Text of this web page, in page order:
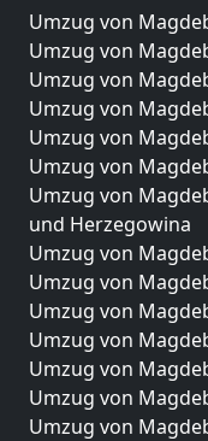
Umzug von
Umzug von
Umzug von
Umzug von
Umzug von
Umzug von
Umzug von
und Herzegowina
Umzug von
Umzug von
Umzug von
Umzug von
Umzug von
Umzug von
Umzug von